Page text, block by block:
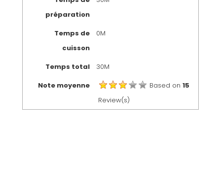
préparation
Temps de
cuisson
0M
Temps total
30M
Note moyenne
Based on 15
Review(s)